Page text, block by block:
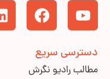
دسترسی سریع
مطالب رادیو نگرش